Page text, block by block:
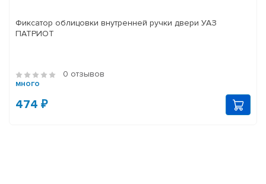
Фиксатор облицовки внутренней ручки двери УАЗ
ПАТРИОТ
0 отзывов
много
474 ₽